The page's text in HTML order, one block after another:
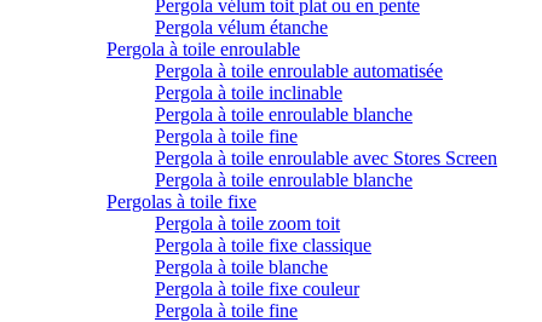
Pergola vélum toit plat ou en pente
Pergola vélum étanche
Pergola à toile enroulable
Pergola à toile enroulable automatisée
Pergola à toile inclinable
Pergola à toile enroulable blanche
Pergola à toile fine
Pergola à toile enroulable avec Stores Screen
Pergola à toile enroulable blanche
Pergolas à toile fixe
Pergola à toile zoom toit
Pergola à toile fixe classique
Pergola à toile blanche
Pergola à toile fixe couleur
Pergola à toile fine